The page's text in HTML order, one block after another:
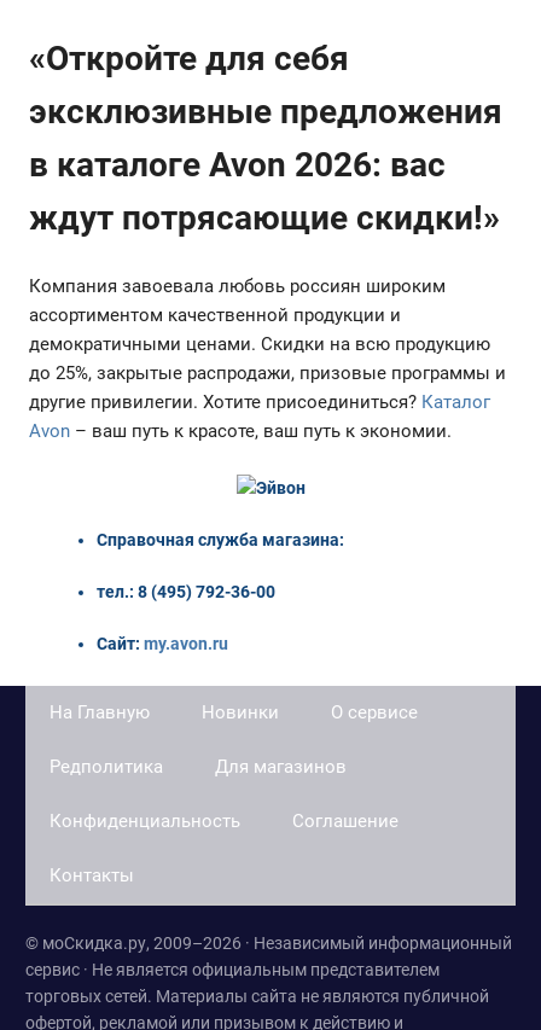
«Откройте для себя
эксклюзивные предложения
в каталоге Avon 2026: вас
ждут потрясающие скидки!»
Компания завоевала любовь россиян широким
ассортиментом качественной продукции и
демократичными ценами. Скидки на всю продукцию
до 25%, закрытые распродажи, призовые программы и
другие привилегии. Хотите присоединиться? Каталог
Avon – ваш путь к красоте, ваш путь к экономии.
Справочная служба магазина:
тел.: 8 (495) 792-36-00
Сайт: my.avon.ru
На Главную Новинки О сервисе
Редполитика Для магазинов
Конфиденциальность Соглашение
Контакты
© моСкидка.ру, 2009–2026 · Независимый информационный
сервис · Не является официальным представителем
торговых сетей. Материалы сайта не являются публичной
офертой, рекламой или призывом к действию и